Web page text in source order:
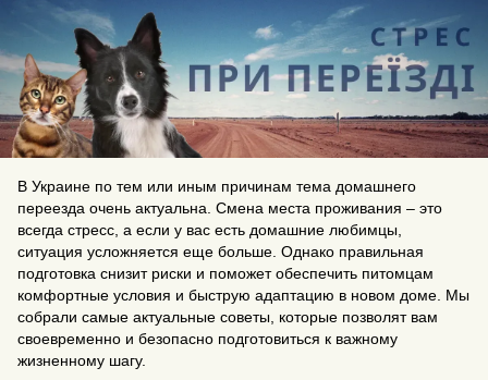
В Украине по тем или иным причинам тема домашнего
переезда очень актуальна. Смена места проживания – это
всегда стресс, а если у вас есть домашние любимцы,
ситуация усложняется еще больше. Однако правильная
подготовка снизит риски и поможет обеспечить питомцам
комфортные условия и быструю адаптацию в новом доме. Мы
собрали самые актуальные советы, которые позволят вам
своевременно и безопасно подготовиться к важному
жизненному шагу.